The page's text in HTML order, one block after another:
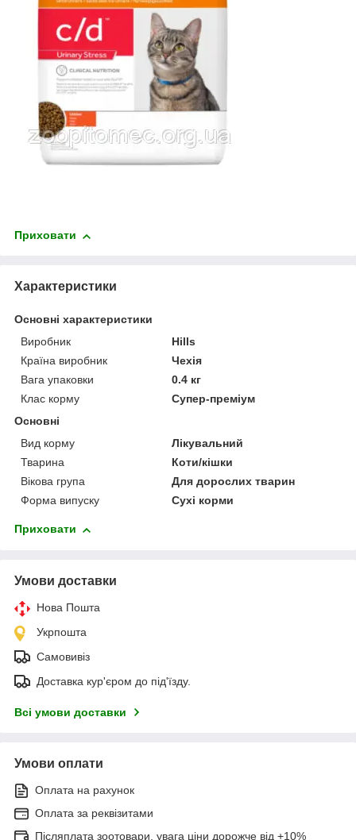
Приховати
Характеристики
Основні характеристики
Виробник
Hills
Країна виробник
Чехія
Вага упаковки
0.4 кг
Клас корму
Супер-преміум
Основні
Вид корму
Лікувальний
Тварина
Коти/кішки
Вікова група
Для дорослих тварин
Форма випуску
Сухі корми
Приховати
Умови доставки
Нова Пошта
Укрпошта
Самовивіз
Доставка кур'єром до під'їзду.
Всі умови доставки
Умови оплати
Оплата на рахунок
Оплата за реквізитами
Післяплата зоотовари, увага ціни дорожче від +10%